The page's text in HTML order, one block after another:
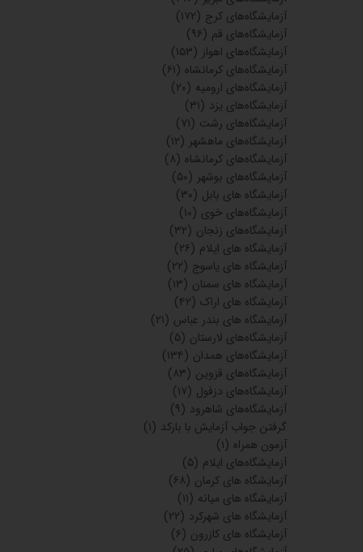
آزمایشگاه کلینیک
سلامت ودیابت
تابان
۲۱ اردیبهشت
۰۵
آزمایشگاه
بیمارستان خاتم
الانبیاء
۲۱ اردیبهشت
۰۵
دسته بندی ها
آزمایشگاه‌ های تهران (۲,۲۸۶)
آزمایشگاه های مشهد (۲۱۷)
آزمایشگاه‌های شیراز (۴۰۴)
آزمایشگاه‌های اصفهان (۲۷۵)
آزمایشگاه‌های تبریز
(۲۷۶)
آزمایشگاه‌های کرج (۱۷۲)
آزمایشگاه‌های قم (۹۶)
آزمایشگاه‌های اهواز (۱۵۳)
آزمایشگاه‌های کرمانشاه (۶۱)
آزمایشگاه‌های ارومیه (۲۰)
آزمایشگاه‌های یزد (۳۱)
آزمایشگاه‌های رشت
آزمایشگاه‌های ماهشهر (۱۲)
آزمایشگاه‌های کرمانشاه (۸)
آزمایشگاه‌های بوشهر (۵۰)
آزمایشگاه های بابل
آزمایشگاه‌های خوی (۱۰)
آزمایشگاه‌های زنجان (۳۲)